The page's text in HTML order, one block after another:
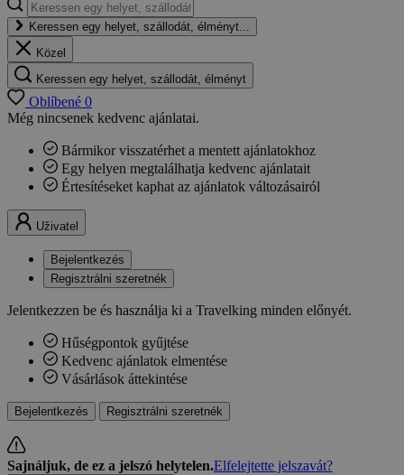
Keressen egy helyet, szállodát, élményt...
Közel
Keressen egy helyet, szállodát, élményt
Oblíbené 0
Még nincsenek kedvenc ajánlatai.
Bármikor visszatérhet a mentett ajánlatokhoz
Egy helyen megtalálhatja kedvenc ajánlatait
Értesítéseket kaphat az ajánlatok változásairól
Uživatel
Bejelentkezés
Regisztrálni szeretnék
Jelentkezzen be és használja ki a Travelking minden előnyét.
Hűségpontok gyűjtése
Kedvenc ajánlatok elmentése
Vásárlások áttekintése
Bejelentkezés Regisztrálni szeretnék
Sajnáljuk, de ez a jelszó helytelen.Elfelejtette jelszavát?